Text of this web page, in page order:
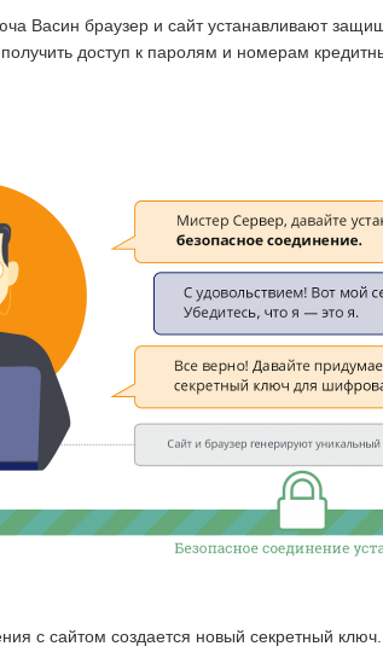
Васин браузер и сайт устанавливают
доступ к паролям и номерам
с сайтом создается новый секретный